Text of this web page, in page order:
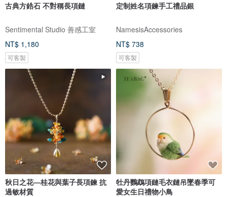
古典方鋯石 不對稱長項鏈
Sentimental Studio 善感工室
NT$ 1,180
可客製
定制姓名項鍊手工禮品銀
NamesisAccessories
NT$ 738
可客製
秋日之花—桂花與葉子長項鍊 抗
過敏材質
牡丹鸚鵡項鏈毛衣鏈吊墜春季可
愛女生日禮物小鳥